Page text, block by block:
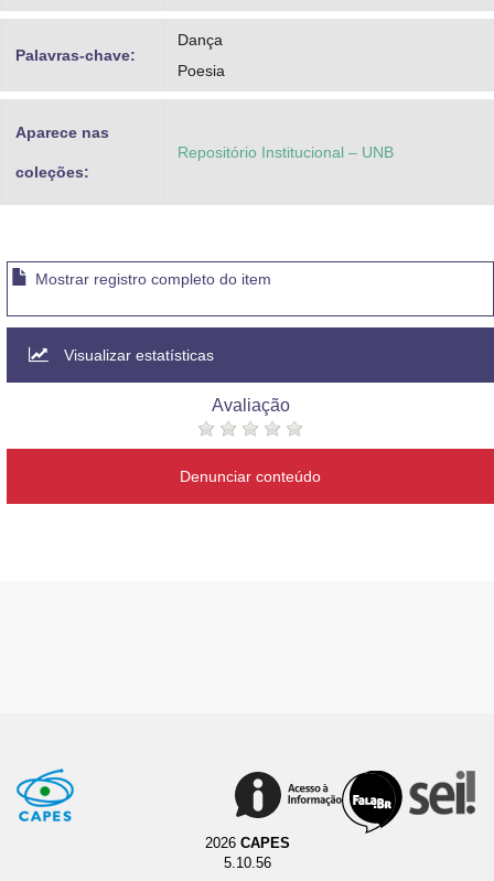
Palavras-chave:
Dança
Poesia
Aparece nas
coleções:
Repositório Institucional – UNB
Mostrar registro completo do item
Visualizar estatísticas
Avaliação
Denunciar conteúdo
2026 CAPES
5.10.56